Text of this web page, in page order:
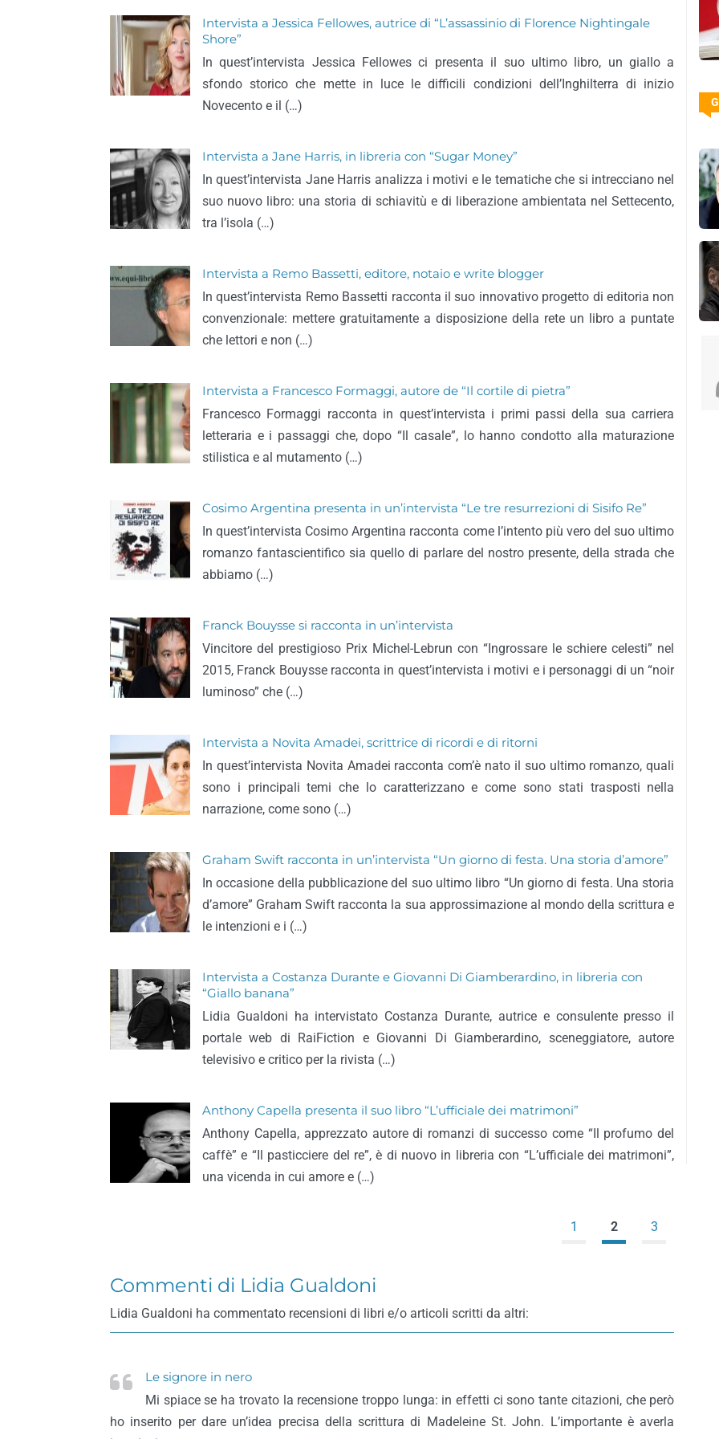
Intervista a Jessica Fellowes, autrice di “L’assassinio di Florence Nightingale
Shore”
In quest’intervista Jessica Fellowes ci presenta il suo ultimo libro, un giallo a
sfondo storico che mette in luce le difficili condizioni dell’Inghilterra di inizio
Novecento e il (…)
Intervista a Jane Harris, in libreria con “Sugar Money”
In quest’intervista Jane Harris analizza i motivi e le tematiche che si intrecciano nel
suo nuovo libro: una storia di schiavitù e di liberazione ambientata nel Settecento,
tra l’isola (…)
Intervista a Remo Bassetti, editore, notaio e write blogger
In quest’intervista Remo Bassetti racconta il suo innovativo progetto di editoria non
convenzionale: mettere gratuitamente a disposizione della rete un libro a puntate
che lettori e non (…)
Intervista a Francesco Formaggi, autore de “Il cortile di pietra”
Francesco Formaggi racconta in quest’intervista i primi passi della sua carriera
letteraria e i passaggi che, dopo “Il casale”, lo hanno condotto alla maturazione
stilistica e al mutamento (…)
Cosimo Argentina presenta in un’intervista “Le tre resurrezioni di Sisifo Re”
In quest’intervista Cosimo Argentina racconta come l’intento più vero del suo ultimo
romanzo fantascientifico sia quello di parlare del nostro presente, della strada che
abbiamo (…)
Franck Bouysse si racconta in un’intervista
Vincitore del prestigioso Prix Michel-Lebrun con “Ingrossare le schiere celesti” nel
2015, Franck Bouysse racconta in quest’intervista i motivi e i personaggi di un “noir
luminoso” che (…)
Intervista a Novita Amadei, scrittrice di ricordi e di ritorni
In quest’intervista Novita Amadei racconta com’è nato il suo ultimo romanzo, quali
sono i principali temi che lo caratterizzano e come sono stati trasposti nella
narrazione, come sono (…)
Graham Swift racconta in un’intervista “Un giorno di festa. Una storia d’amore”
In occasione della pubblicazione del suo ultimo libro “Un giorno di festa. Una storia
d’amore” Graham Swift racconta la sua approssimazione al mondo della scrittura e
le intenzioni e i (…)
Intervista a Costanza Durante e Giovanni Di Giamberardino, in libreria con
“Giallo banana”
Lidia Gualdoni ha intervistato Costanza Durante, autrice e consulente presso il
portale web di RaiFiction e Giovanni Di Giamberardino, sceneggiatore, autore
televisivo e critico per la rivista (…)
Anthony Capella presenta il suo libro “L’ufficiale dei matrimoni”
Anthony Capella, apprezzato autore di romanzi di successo come “Il profumo del
caffè” e “Il pasticciere del re”, è di nuovo in libreria con “L’ufficiale dei matrimoni”,
una vicenda in cui amore e (…)
1 2 3
Commenti di Lidia Gualdoni
Lidia Gualdoni ha commentato recensioni di libri e/o articoli scritti da altri:
Le signore in nero
Mi spiace se ha trovato la recensione troppo lunga: in effetti ci sono tante citazioni, che però
ho inserito per dare un’idea precisa della scrittura di Madeleine St. John. L’importante è averla